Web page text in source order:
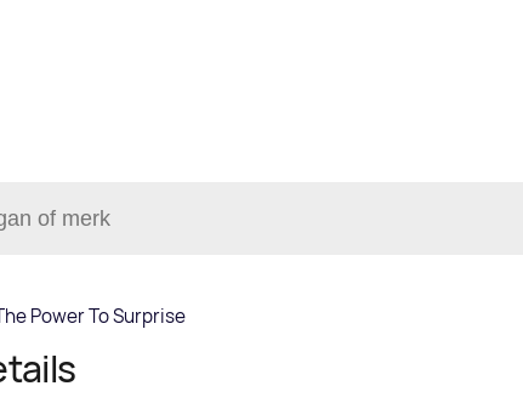
Power To Surprise